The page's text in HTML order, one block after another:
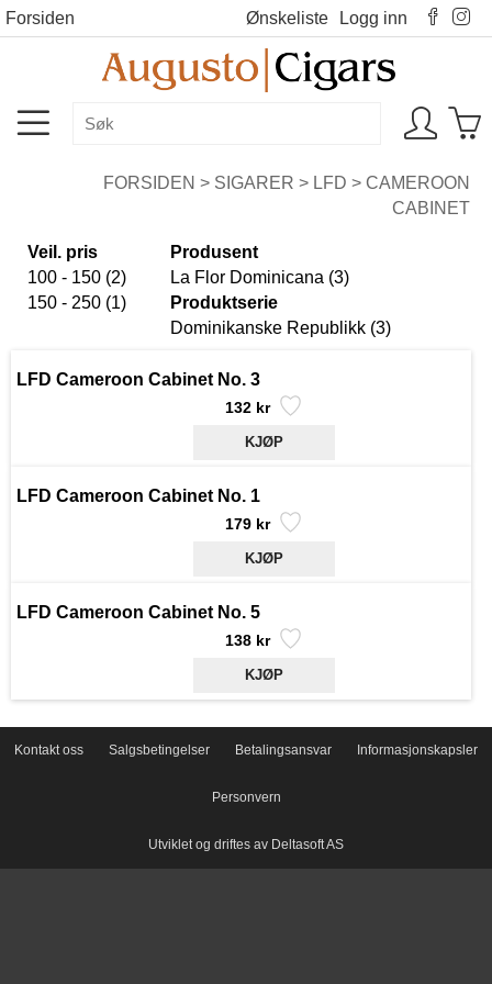
Forsiden Ønskeliste Logg inn
FORSIDEN > SIGARER > LFD > CAMEROON
CABINET
Veil. pris
100 - 150 (2)
150 - 250 (1)
Produsent
La Flor Dominicana (3)
Produktserie
Dominikanske Republikk (3)
LFD Cameroon Cabinet No. 3
132 kr
LFD Cameroon Cabinet No. 1
179 kr
LFD Cameroon Cabinet No. 5
138 kr
Kontakt oss Salgsbetingelser Betalingsansvar Informasjonskapsler
Personvern
Utviklet og driftes av Deltasoft AS